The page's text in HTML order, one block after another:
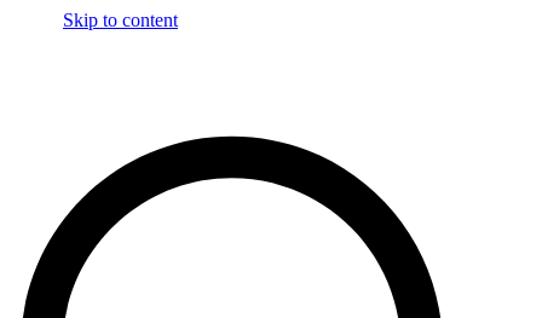
Skip to content